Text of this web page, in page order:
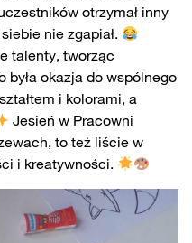
otrzymał inny
nie zgapiał.
talenty, tworząc
była okazja do wspólnego
i kolorami, a
Jesień w Pracowni
to też liście w
i kreatywności.